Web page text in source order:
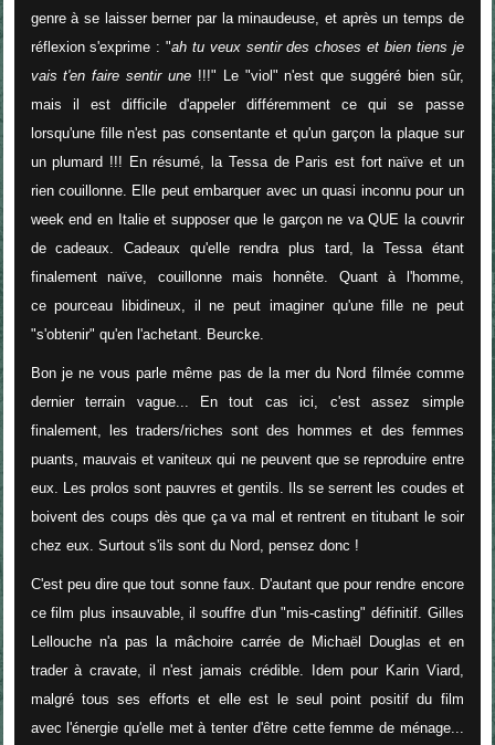
genre à se laisser berner par la minaudeuse, et après un temps de
réflexion s'exprime : "ah tu veux sentir des choses et bien tiens je
vais t'en faire sentir une !!!" Le "viol" n'est que suggéré bien sûr,
mais il est difficile d'appeler différemment ce qui se passe
lorsqu'une fille n'est pas consentante et qu'un garçon la plaque sur
un plumard !!! En résumé,
la Tessa de Paris est fort naïve et un
rien couillonne. Elle peut embarquer avec un quasi inconnu pour un
week end en Italie et supposer que le garçon ne va QUE la couvrir
de cadeaux. Cadeaux qu'elle rendra plus tard, la Tessa étant
finalement naïve, couillonne mais honnête. Quant à l'homme,
ce pourceau libidineux, il ne peut imaginer qu'une fille ne peut
"s'obtenir" qu'en l'achetant. Beurcke.
Bon je ne vous parle même pas de la mer du Nord filmée comme
dernier terrain vague... En tout cas ici, c'est assez simple
finalement, les traders/riches sont des hommes et des femmes
puants, mauvais et vaniteux qui ne peuvent que se reproduire entre
eux. Les prolos sont pauvres et gentils. Ils se serrent les coudes et
boivent des coups dès que ça va mal et rentrent en titubant le soir
chez eux. Surtout s'ils sont du Nord, pensez donc !
C'est peu dire que tout sonne faux. D'autant que pour rendre encore
ce film plus insauvable, il souffre d'un "mis-casting" définitif. Gilles
Lellouche n'a pas la mâchoire carrée de Michaël Douglas et en
trader à cravate, il n'est jamais crédible. Idem pour Karin Viard,
malgré tous ses efforts et elle est le seul point positif du film
avec l'énergie qu'elle met à tenter d'être cette femme de ménage...